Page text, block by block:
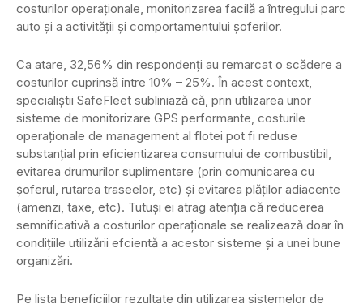
costurilor operaţionale, monitorizarea facilă a întregului parc
auto şi a activităţii şi comportamentului şoferilor.
Ca atare, 32,56% din respondenţi au remarcat o scădere a
costurilor cuprinsă între 10% – 25%. În acest context,
specialiştii SafeFleet subliniază că, prin utilizarea unor
sisteme de monitorizare GPS performante, costurile
operaţionale de management al flotei pot fi reduse
substanţial prin eficientizarea consumului de combustibil,
evitarea drumurilor suplimentare (prin comunicarea cu
şoferul, rutarea traseelor, etc) şi evitarea plăţilor adiacente
(amenzi, taxe, etc). Tutuşi ei atrag atenţia că reducerea
semnificativă a costurilor operaţionale se realizează doar în
condiţiile utilizării efcientă a acestor sisteme şi a unei bune
organizări.
Pe lista beneficiilor rezultate din utilizarea sistemelor de